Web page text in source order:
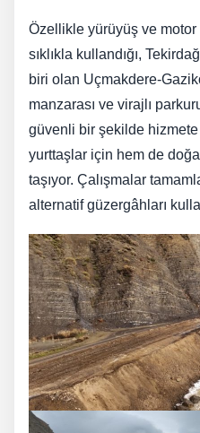
Özellikle yürüyüş ve motor
sıklıkla kullandığı,
biri olan Uçmakdere-
manzarası ve virajlı
güvenli bir şekilde hizmete
yurttaşlar için hem de
taşıyor. Çalışmalar
alternatif güzergâhları